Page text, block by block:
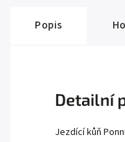
Popis
Detailní
Jezdící kůň